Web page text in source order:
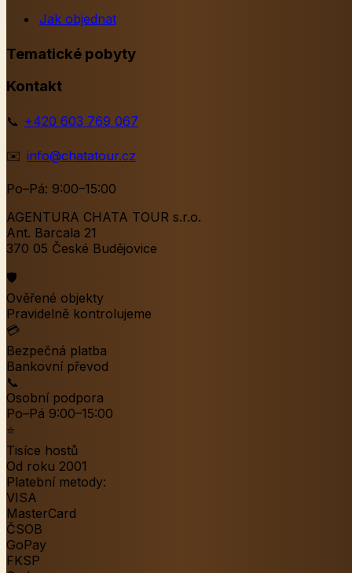
Jak objednat
Tematické pobyty
Kontakt
📞 +420 603 769 067
✉️ info@chatatour.cz
Po–Pá: 9:00–15:00
AGENTURA CHATA TOUR s.r.o.
Ant. Barcala 21
370 05 České Budějovice
🛡️
Ověřené objekty
Pravidelně kontrolujeme
💳
Bezpečná platba
Bankovní převod
📞
Osobní podpora
Po–Pá 9:00–15:00
⭐
Tisíce hostů
Od roku 2001
Platební metody:
VISA
MasterCard
ČSOB
GoPay
FKSP